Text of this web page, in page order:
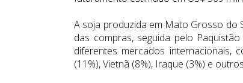
A soja produzida em Mato Grosso do
das compras, seguida pelo
diferentes mercados internacionais,
(11%), Vietnã (8%), Iraque (3%) e